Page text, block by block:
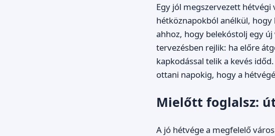
Egy jól megszervezett
hétköznapokból anélkül, hogy
ahhoz, hogy belekóstolj egy
tervezésben rejlik: ha előre
kapkodással telik a kevés
ottani napokig, hogy a
Mielőtt foglalsz:
A jó hétvége a megfelelő